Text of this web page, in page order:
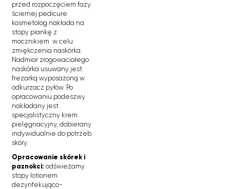
przed rozpoczęciem fazy
ściernej pedicure
kosmetolog nakłada na
stopy piankę z
mocznikiem w celu
zmiękczenia naskórka.
Nadmiar zrogowaciałego
naskórka usuwany jest
frezarką wyposażoną w
odkurzacz pyłów. Po
opracowaniu podeszwy
nakładany jest
specjalistyczny krem
pielęgnacyjny, dobierany
indywidualnie do potrzeb
skóry.
Opracowanie skórek i
paznokci: odświeżamy
stopy lotionem
dezynfekująco-